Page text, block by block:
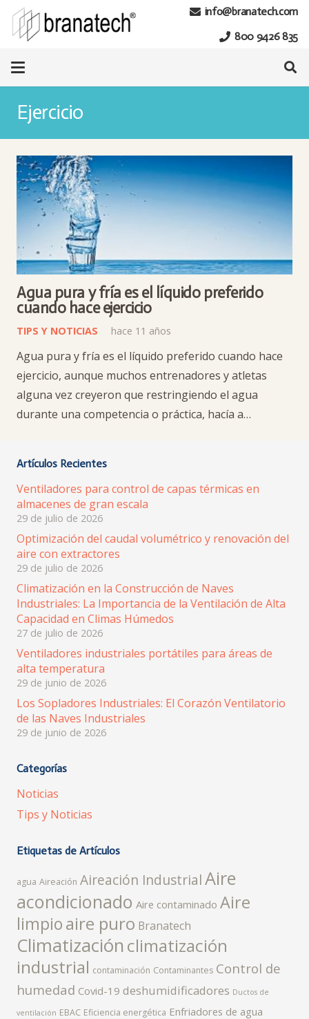
info@branatech.com
800 9426 835
Ejercicio
Agua pura y fría es el líquido preferido
cuando hace ejercicio
TIPS Y NOTICIAS hace 11 años
Agua pura y fría es el líquido preferido cuando hace
ejercicio, aunque muchos entrenadores y atletas
alguna vez creyeron que restringiendo el agua
durante una competencia o práctica, hacía a…
Artículos Recientes
Ventiladores para control de capas térmicas en
almacenes de gran escala
29 de julio de 2026
Optimización del caudal volumétrico y renovación del
aire con extractores
29 de julio de 2026
Climatización en la Construcción de Naves
Industriales: La Importancia de la Ventilación de Alta
Capacidad en Climas Húmedos
27 de julio de 2026
Ventiladores industriales portátiles para áreas de
alta temperatura
29 de junio de 2026
Los Sopladores Industriales: El Corazón Ventilatorio
de las Naves Industriales
29 de junio de 2026
Categorías
Noticias
Tips y Noticias
Etiquetas de Artículos
agua Aireación Aireación IndustrialAire
acondicionado Aire contaminado Aire
limpioaire puro Branatech
Climatización climatización
industrial contaminación Contaminantes Control de
humedad Covid-19 deshumidificadores Ductos de
ventilación EBAC Eficiencia energética Enfriadores de agua